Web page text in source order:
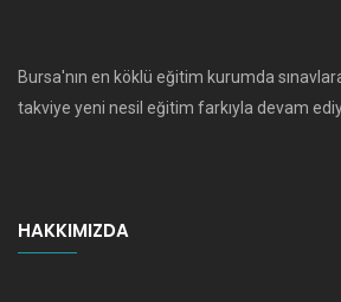
Bursa'nın en köklü eğitim kurumda
takviye yeni nesil eğitim farkıyla devam
HAKKIMIZDA